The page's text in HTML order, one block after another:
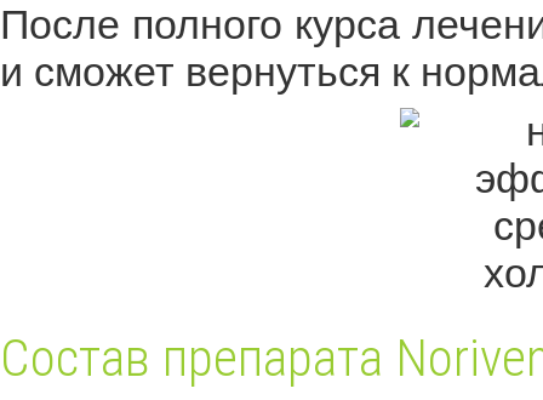
После полного курса
и сможет вернуться к
Состав препарата